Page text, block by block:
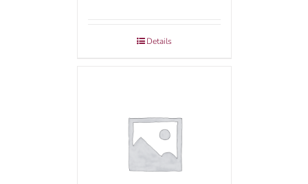
Details